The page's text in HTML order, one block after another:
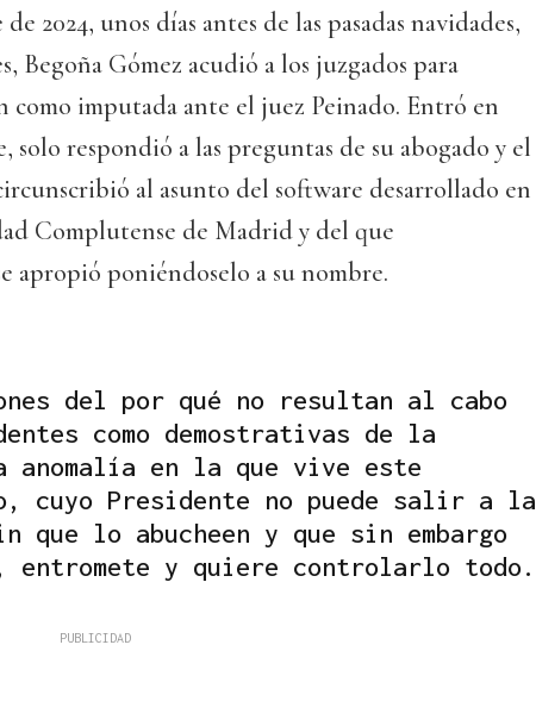
2024, unos días antes de las pasadas navidades,
Begoña Gómez acudió a los juzgados para
como imputada ante el juez Peinado. Entró en
solo respondió a las preguntas de su abogado y el
al asunto del software desarrollado en
Complutense de Madrid y del que
apropió poniéndoselo a su nombre.
del por qué no resultan al cabo
como demostrativas de la
anomalía en la que vive este
cuyo Presidente no puede salir a la
que lo abucheen y que sin embargo
entromete y quiere controlarlo todo.